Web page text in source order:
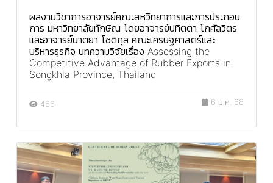
ผลงานวิชาการอาจารย์คณะสหวิทยาการและการประกอบ
การ มหาวิทยาลัยทักษิณ โดยอาจารย์ปทิตตา โกศัลวิตร
และอาจารย์นาตยา โชติกุล คณะเศรษฐศาสตร์และ
บริหารธุรกิจ บทความวิจัยเรื่อง Assessing the
Competitive Advantage of Rubber Exports in
Songkhla Province, Thailand
466 6 ม.ค. 68